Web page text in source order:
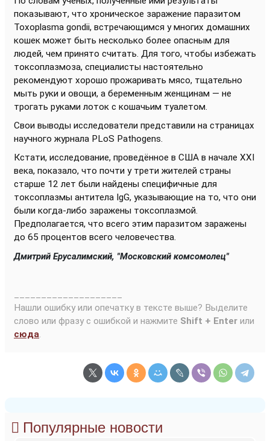
показывают, что хроническое заражение паразитом
Toxoplasma gondii, встречающимся у многих домашних
кошек может быть несколько более опасным для
людей, чем принято считать. Для того, чтобы избежать
токсоплазмоза, специалисты настоятельно
рекомендуют хорошо прожаривать мясо, тщательно
мыть руки и овощи, а беременным женщинам — не
трогать руками лоток с кошачьим туалетом.
Свои выводы исследователи представили на страницах
научного журнала PLoS Pathogens.
Кстати, исследование, проведённое в США в начале XXI
века, показало, что почти у трети жителей страны
старше 12 лет были найдены специфичные для
токсоплазмы антитела IgG, указывающие на то, что они
были когда-либо заражены токсоплазмой.
Предполагается, что всего этим паразитом заражены
до 65 процентов всего человечества.
Дмитрий Ерусалимский, "Московский комсомолец"
Нашли ошибку или опечатку в тексте выше? Выделите
слово или фразу с ошибкой и нажмите Shift + Enter или
сюда.
Популярные новости